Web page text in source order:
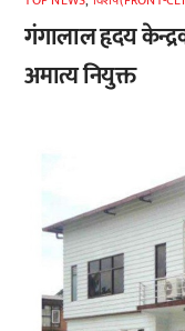
गंगालाल हृदय
अमात्य नियुक्त